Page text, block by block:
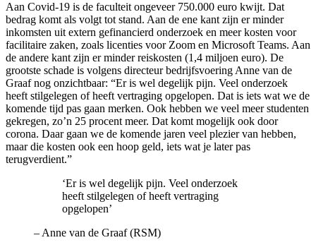
Aan Covid-19 is de faculteit ongeveer 750.000 euro kwijt. Dat
bedrag komt als volgt tot stand. Aan de ene kant zijn er minder
inkomsten uit extern gefinancierd onderzoek en meer kosten voor
facilitaire zaken, zoals licenties voor Zoom en Microsoft Teams. Aan
de andere kant zijn er minder reiskosten (1,4 miljoen euro). De
grootste schade is volgens directeur bedrijfsvoering Anne van de
Graaf nog onzichtbaar: “Er is wel degelijk pijn. Veel onderzoek
heeft stilgelegen of heeft vertraging opgelopen. Dat is iets wat we de
komende tijd pas gaan merken. Ook hebben we veel meer studenten
gekregen, zo’n 25 procent meer. Dat komt mogelijk ook door
corona. Daar gaan we de komende jaren veel plezier van hebben,
maar die kosten ook een hoop geld, iets wat je later pas
terugverdient.”
‘Er is wel degelijk pijn. Veel onderzoek
heeft stilgelegen of heeft vertraging
opgelopen’
– Anne van de Graaf (RSM)